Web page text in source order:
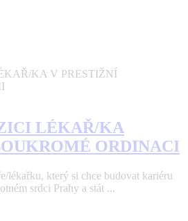
LÉKAŘ/KA
ORDINACI
který si chce budovat kariéru
srdci Prahy a stát ...